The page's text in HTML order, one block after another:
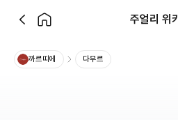
주얼리 위키
까르띠에 다무르